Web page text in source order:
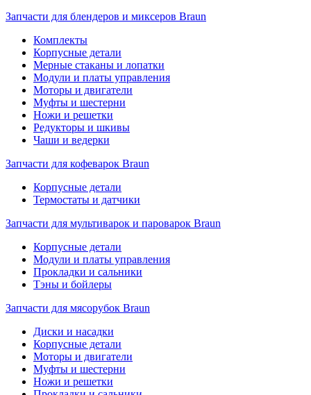
Запчасти для блендеров и миксеров Braun
Комплекты
Корпусные детали
Мерные стаканы и лопатки
Модули и платы управления
Моторы и двигатели
Муфты и шестерни
Ножи и решетки
Редукторы и шкивы
Чаши и ведерки
Запчасти для кофеварок Braun
Корпусные детали
Термостаты и датчики
Запчасти для мультиварок и пароварок Braun
Корпусные детали
Модули и платы управления
Прокладки и сальники
Тэны и бойлеры
Запчасти для мясорубок Braun
Диски и насадки
Корпусные детали
Моторы и двигатели
Муфты и шестерни
Ножи и решетки